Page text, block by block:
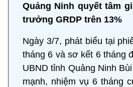
Quảng Ninh quyết tâm
trưởng GRDP trên 13%
Ngày 3/7, phát biểu tại
tháng 6 và sơ kết 6 tháng
UBND tỉnh Quảng Ninh
mạnh, nhiệm vụ 6 tháng